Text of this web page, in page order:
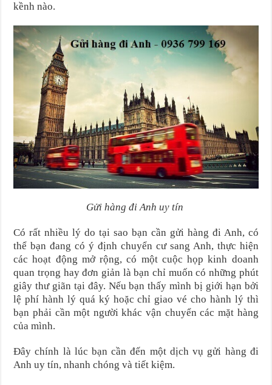
kềnh nào.
Gửi hàng đi Anh uy tín
Có rất nhiều lý do tại sao bạn cần gửi hàng đi Anh, có
thể bạn đang có ý định chuyển cư sang Anh, thực hiện
các hoạt động mở rộng, có một cuộc họp kinh doanh
quan trọng hay đơn giản là bạn chỉ muốn có những phút
giây thư giãn tại đây. Nếu bạn thấy mình bị giới hạn bởi
lệ phí hành lý quá ký hoặc chỉ giao vé cho hành lý thì
bạn phải cần một người khác vận chuyển các mặt hàng
của mình.
Đây chính là lúc bạn cần đến một dịch vụ gửi hàng đi
Anh uy tín, nhanh chóng và tiết kiệm.